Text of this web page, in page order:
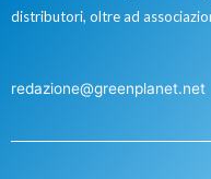
distributori, oltre ad
redazione@greenplanet.net